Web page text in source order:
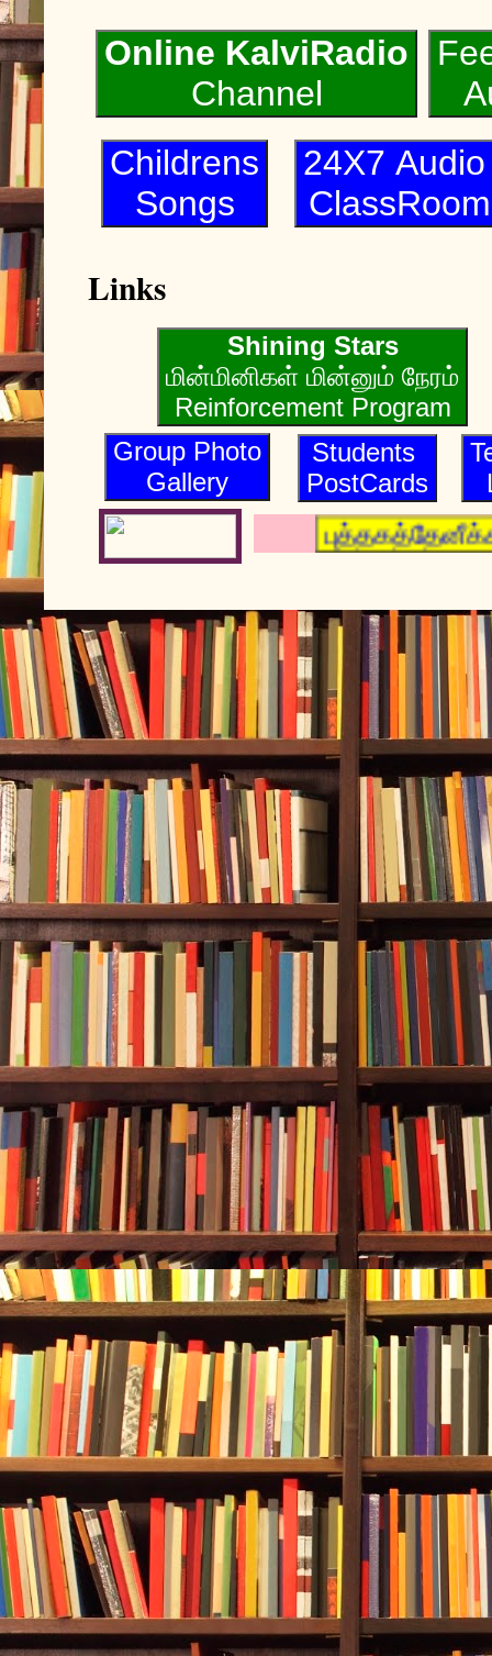
Online KalviRadio
Channel
Childrens
Songs
24X7
ClassRoom
Links
Shining Stars
மின்மினிகள் மின்னும் நேரம்
Reinforcement Program
Group Photo
Gallery
Students
PostCards